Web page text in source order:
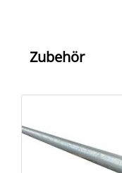
Zubehör